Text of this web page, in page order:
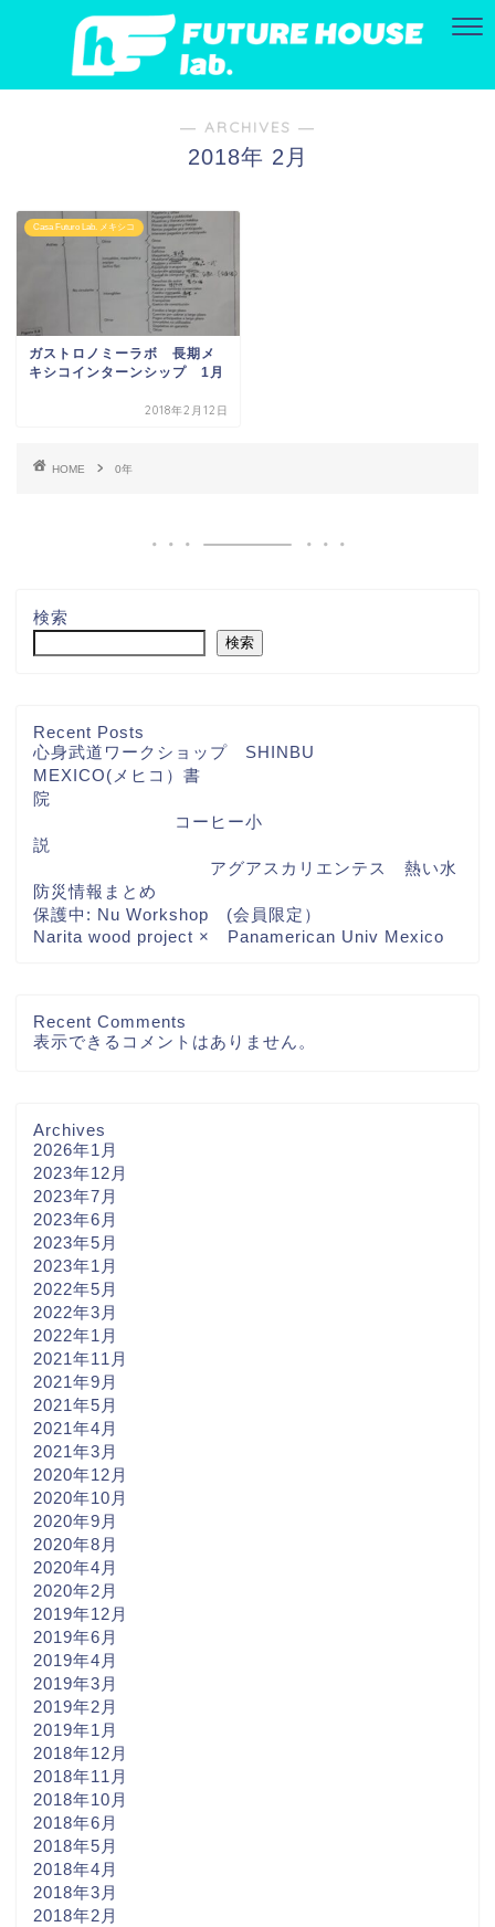
― ARCHIVES ―
2018年 2月
Casa Futuro Lab. メキシコ
ガストロノミーラボ 長期メ
キシコインターンシップ 1月
2018年2月12日
HOME 0年
検索
検索
Recent Posts
心身武道ワークショップ SHINBU
MEXICO(メヒコ）書
院
コーヒー小
説
アグアスカリエンテス 熱い水
防災情報まとめ
保護中: Nu Workshop (会員限定）
Narita wood project × Panamerican Univ Mexico
Recent Comments
表示できるコメントはありません。
Archives
2026年1月
2023年12月
2023年7月
2023年6月
2023年5月
2023年1月
2022年5月
2022年3月
2022年1月
2021年11月
2021年9月
2021年5月
2021年4月
2021年3月
2020年12月
2020年10月
2020年9月
2020年8月
2020年4月
2020年2月
2019年12月
2019年6月
2019年4月
2019年3月
2019年2月
2019年1月
2018年12月
2018年11月
2018年10月
2018年6月
2018年5月
2018年4月
2018年3月
2018年2月